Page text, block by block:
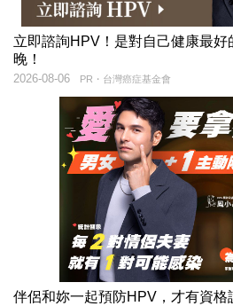
立即諮詢HPV！是對自己健康最好
晚！
PR・台灣癌症基金會
2026-08-06
伴侶和妳一起預防HPV，才有資格